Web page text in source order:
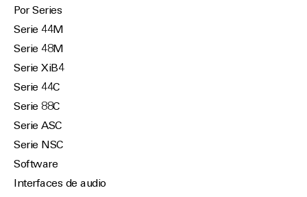
Por Series
Serie 44M
Serie 48M
Serie XiB4
Serie 44C
Serie 88C
Serie ASC
Serie NSC
Software
Interfaces de audio